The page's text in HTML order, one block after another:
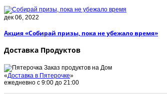
дек 06, 2022
Акция «Собирай призы, пока не убежало время»
Доставка Продуктов
Заказ продуктов на Дом
«Доставка в Пятерочке»
ежедневно с 9:00 до 21:00